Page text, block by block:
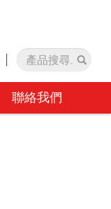
聯絡我們